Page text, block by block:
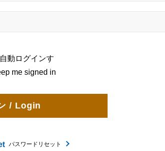
動ログインす
me signed in
パスワードリセット